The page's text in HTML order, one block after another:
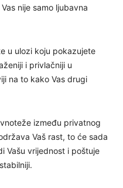
nije samo ljubavna
u ulozi koju pokazujete
i privlačniji u
na to kako Vas drugi
između privatnog
Vaš rast, to će sada
Vašu vrijednost i poštuje